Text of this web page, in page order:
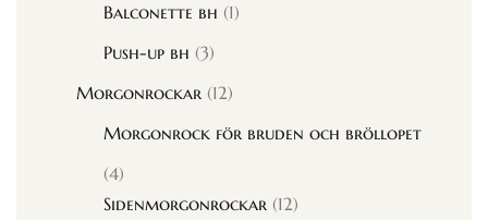
Balconette bh (1)
Push-up bh (3)
Morgonrockar (12)
Morgonrock för bruden och bröllopet
(4)
Sidenmorgonrockar (12)